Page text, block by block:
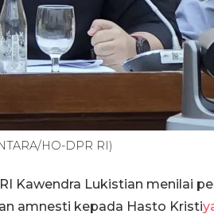
HO-DPR RI)
Kawendra Lukistian menilai
amnesti kepada Hasto Kristi